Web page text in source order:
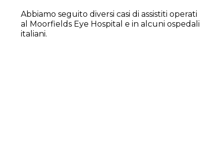
Abbiamo seguito diversi casi di assistiti operati
al Moorfields Eye Hospital e in alcuni ospedali
italiani.